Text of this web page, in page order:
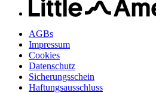
AGBs
Impressum
Cookies
Datenschutz
Sicherungsschein
Haftungsausschluss